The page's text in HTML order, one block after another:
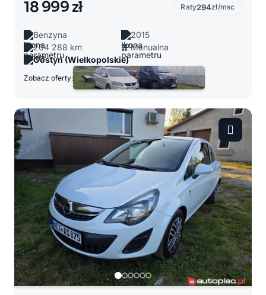
18 999 zł Raty294zł/msc
Benzyna
2015
204 288 km
Manualna
Gostyń (Wielkopolskie)
Zobacz oferty: